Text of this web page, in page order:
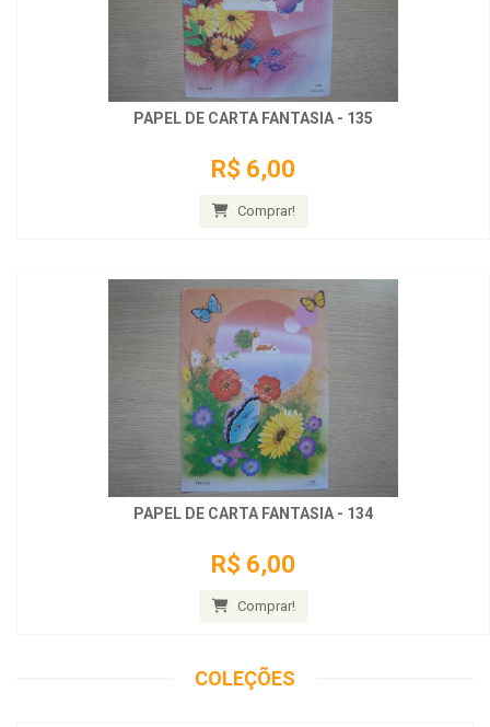
PAPEL DE CARTA FANTASIA - 135
R$ 6,00
Comprar!
PAPEL DE CARTA FANTASIA - 134
R$ 6,00
Comprar!
COLEÇÕES